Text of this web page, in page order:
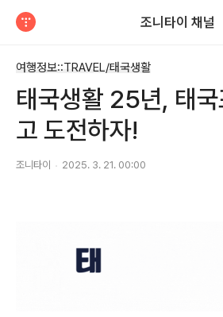
조니타이 채널
여행정보::TRAVEL/태국생활
태국생활 25년, 태
고 도전하자!
조니타이 2025. 3. 21. 00:00